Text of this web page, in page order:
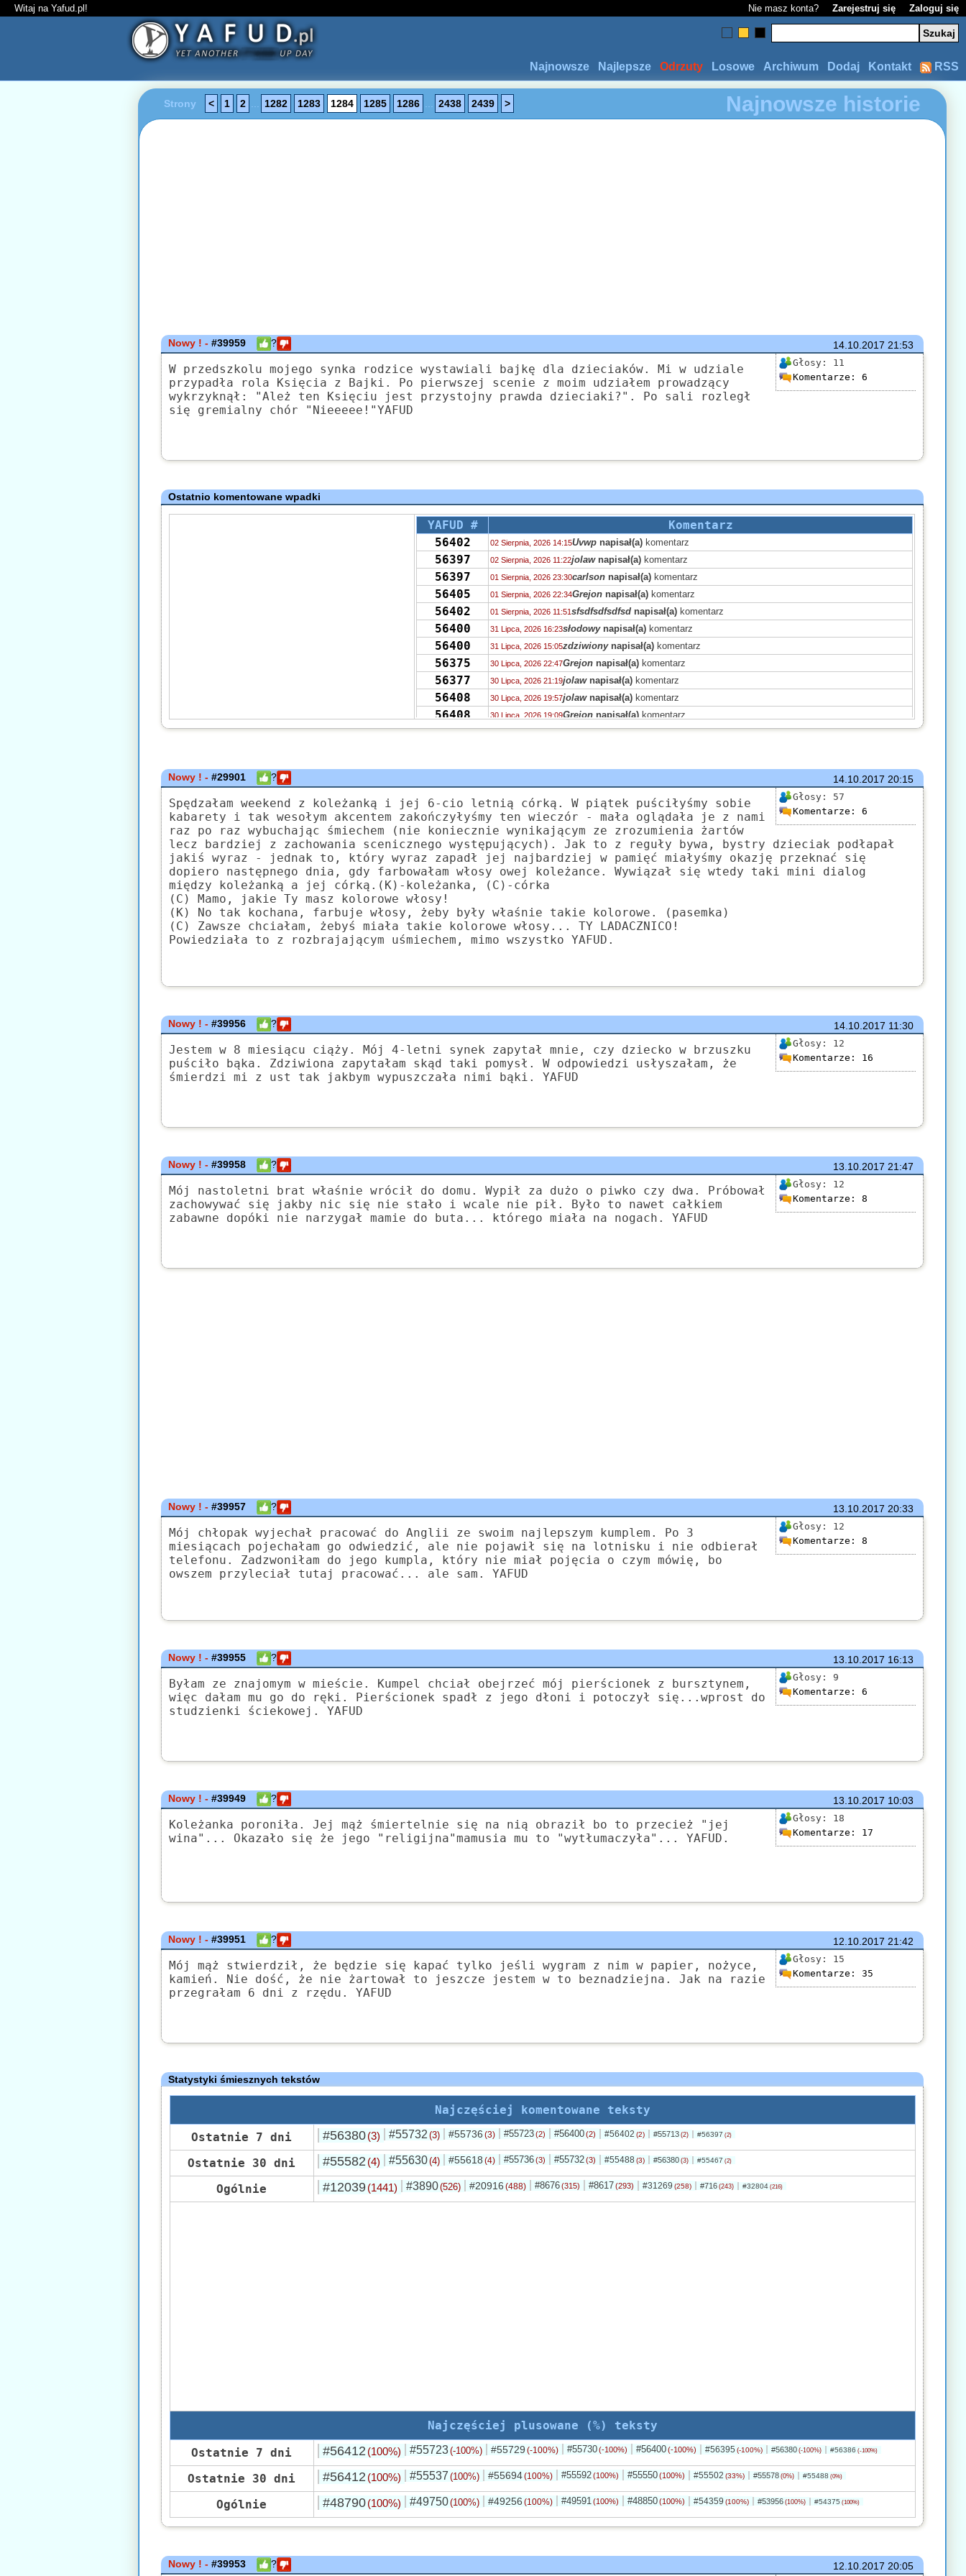
Witaj na Yafud.pl! Nie masz konta? Zarejestruj się Zaloguj się
RSS
Kontakt
Dodaj
Archiwum
Losowe
Odrzuty
Najlepsze
Najnowsze
Najnowsze historie
Strony < 1 2 1282 1283 1284 1285 1286 2438 2439 >
14.10.2017 21:53
Nowy ! -#39959 ?
Głosy: 11
Komentarze: 6
W przedszkolu mojego synka rodzice wystawiali bajkę dla dzieciaków. Mi w udziale
przypadła rola Księcia z Bajki. Po pierwszej scenie z moim udziałem prowadzący
wykrzyknął: "Ależ ten Księciu jest przystojny prawda dzieciaki?". Po sali rozległ
się gremialny chór "Nieeeee!"YAFUD
Ostatnio komentowane wpadki
YAFUD #
Komentarz
56402
02 Sierpnia, 2026 14:15Uvwp napisał(a) komentarz
56397 02 Sierpnia, 2026 11:22jolawnapisał(a) komentarz
56397 01 Sierpnia, 2026 23:30carlson napisał(a) komentarz
56405 01 Sierpnia, 2026 22:34Grejon napisał(a) komentarz
56402 01 Sierpnia, 2026 11:51sfsdfsdfsdfsd napisał(a) komentarz
56400 31 Lipca, 2026 16:23słodowynapisał(a) komentarz
56400 31 Lipca, 2026 15:05zdziwionynapisał(a) komentarz
56375 30 Lipca, 2026 22:47Grejon napisał(a) komentarz
56377 30 Lipca, 2026 21:19jolawnapisał(a) komentarz
56408 30 Lipca, 2026 19:57jolawnapisał(a) komentarz
56408 30 Lipca, 2026 19:09Grejon napisał(a) komentarz
55736 30 Lipca, 2026 16:17EeveeFan5napisał(a)komentarz
56380 Grejonnapisał(a)komentarz
56380 Robin Chudłnapisał(a)komentarz
56380 30 Lipca, 2026 12:28 Grejon napisał(a)komentarz
56393 30 Lipca, 2026 08:46PRVW napisał(a)komentarz
55736 29 Lipca, 2026 14:38zdziwiony napisał(a)komentarz
55730 29 Lipca, 2026 14:03Drag0n napisał(a) komentarz
55713 29 Lipca, 2026 13:59Drag0nnapisał(a) komentarz
14.10.2017 20:15
Nowy ! -#29901 ?
Głosy: 57
Komentarze: 6
Spędzałam weekend z koleżanką i jej 6-cio letnią córką. W piątek puściłyśmy sobie
kabarety i tak wesołym akcentem zakończyłyśmy ten wieczór - mała oglądała je z nami
raz po raz wybuchając śmiechem (nie koniecznie wynikającym ze zrozumienia żartów
lecz bardziej z zachowania scenicznego występujących). Jak to z reguły bywa, bystry dzieciak podłapał
jakiś wyraz - jednak to, który wyraz zapadł jej najbardziej w pamięć miałyśmy okazję przeknać się
dopiero następnego dnia, gdy farbowałam włosy owej koleżance. Wywiązał się wtedy taki mini dialog
między koleżanką a jej córką.(K)-koleżanka, (C)-córka
(C) Mamo, jakie Ty masz kolorowe włosy!
(K) No tak kochana, farbuje włosy, żeby były właśnie takie kolorowe. (pasemka)
(C) Zawsze chciałam, żebyś miała takie kolorowe włosy... TY LADACZNICO!
Powiedziała to z rozbrajającym uśmiechem, mimo wszystko YAFUD.
14.10.2017 11:30
Nowy ! -#39956 ?
Głosy: 12
Komentarze: 16
Jestem w 8 miesiącu ciąży. Mój 4-letni synek zapytał mnie, czy dziecko w brzuszku
puściło bąka. Zdziwiona zapytałam skąd taki pomysł. W odpowiedzi usłyszałam, że
śmierdzi mi z ust tak jakbym wypuszczała nimi bąki. YAFUD
13.10.2017 21:47
Nowy ! -#39958 ?
Głosy: 12
Komentarze: 8
Mój nastoletni brat właśnie wrócił do domu. Wypił za dużo o piwko czy dwa. Próbował
zachowywać się jakby nic się nie stało i wcale nie pił. Było to nawet całkiem
zabawne dopóki nie narzygał mamie do buta... którego miała na nogach. YAFUD
13.10.2017 20:33
Nowy ! -#39957 ?
Głosy: 12
Komentarze: 8
Mój chłopak wyjechał pracować do Anglii ze swoim najlepszym kumplem. Po 3
miesiącach pojechałam go odwiedzić, ale nie pojawił się na lotnisku i nie odbierał
telefonu. Zadzwoniłam do jego kumpla, który nie miał pojęcia o czym mówię, bo
owszem przyleciał tutaj pracować... ale sam. YAFUD
13.10.2017 16:13
Nowy ! -#39955 ?
Głosy: 9
Komentarze: 6
Byłam ze znajomym w mieście. Kumpel chciał obejrzeć mój pierścionek z bursztynem,
więc dałam mu go do ręki. Pierścionek spadł z jego dłoni i potoczył się...wprost do
studzienki ściekowej. YAFUD
13.10.2017 10:03
Nowy ! -#39949 ?
Głosy: 18
Komentarze: 17
Koleżanka poroniła. Jej mąż śmiertelnie się na nią obraził bo to przecież "jej
wina"... Okazało się że jego "religijna"mamusia mu to "wytłumaczyła"... YAFUD.
12.10.2017 21:42
Nowy ! -#39951 ?
Głosy: 15
Komentarze: 35
Mój mąż stwierdził, że będzie się kapać tylko jeśli wygram z nim w papier, nożyce,
kamień. Nie dość, że nie żartował to jeszcze jestem w to beznadziejna. Jak na razie
przegrałam 6 dni z rzędu. YAFUD
Statystyki śmiesznych tekstów
Najczęściej komentowane teksty
Ostatnie 7 dni
#56380 (3) #55732 (3) #55736 (3) #55723 (2) #56400 (2) #56402 (2) #55713 (2) #56397 (2)
Ostatnie 30 dni #55582 (4) #55630(4) #55618 (4) #55736 (3) #55732 (3) #55488 (3) #56380 (3) #55467 (2)
Ogólnie #12039 (1441) #3890(526) #20916 (488) #8676 (315) #8617 (293) #31269 (258) #716 (243) #32804 (216)
Najczęściej plusowane (%) teksty
Ostatnie 7 dni
#56412 (100%) #55723(-100%) #55729 (-100%) #55730 (-100%) #56400 (-100%) #56395 (-100%) #56380 (-100%) #56386 (-100%)
Ostatnie 30 dni #56412 (100%) #55537 (100%) #55694(100%) #55592 (100%) #55550 (100%) #55502 (33%) #55578 (0%) #55488 (0%)
Ogólnie #48790 (100%) #49750(100%) #49256 (100%) #49591 (100%) #48850 (100%) #54359 (100%) #53956 (100%) #54375 (100%)
12.10.2017 20:05
Nowy ! -#39953 ?